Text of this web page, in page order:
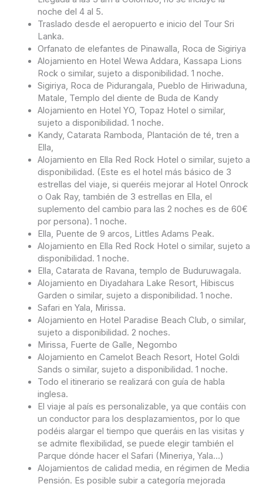
noche del 4 al 5.
Traslado desde el aeropuerto e inicio del Tour Sri
Lanka.
Orfanato de elefantes de Pinawalla, Roca de Sigiriya
Alojamiento en Hotel Wewa Addara, Kassapa Lions
Rock o similar, sujeto a disponibilidad. 1 noche.
Sigiriya, Roca de Pidurangala, Pueblo de Hiriwaduna,
Matale, Templo del diente de Buda de Kandy
Alojamiento en Hotel YO, Topaz Hotel o similar,
sujeto a disponibilidad. 1 noche.
Kandy, Catarata Ramboda, Plantación de té, tren a
Ella,
Alojamiento en Ella Red Rock Hotel o similar, sujeto a
disponibilidad. (Este es el hotel más básico de 3
estrellas del viaje, si queréis mejorar al Hotel Onrock
o Oak Ray, también de 3 estrellas en Ella, el
suplemento del cambio para las 2 noches es de 60€
por persona). 1 noche.
Ella, Puente de 9 arcos, Littles Adams Peak.
Alojamiento en Ella Red Rock Hotel o similar, sujeto a
disponibilidad. 1 noche.
Ella, Catarata de Ravana, templo de Buduruwagala.
Alojamiento en Diyadahara Lake Resort, Hibiscus
Garden o similar, sujeto a disponibilidad. 1 noche.
Safari en Yala, Mirissa.
Alojamiento en Hotel Paradise Beach Club, o similar,
sujeto a disponibilidad. 2 noches.
Mirissa, Fuerte de Galle, Negombo
Alojamiento en Camelot Beach Resort, Hotel Goldi
Sands o similar, sujeto a disponibilidad. 1 noche.
Todo el itinerario se realizará con guía de habla
inglesa.
El viaje al país es personalizable, ya que contáis con
un conductor para los desplazamientos, por lo que
podéis alargar el tiempo que queráis en las visitas y
se admite flexibilidad, se puede elegir también el
Parque dónde hacer el Safari (Mineriya, Yala…)
Alojamientos de calidad media, en régimen de Media
Pensión. Es posible subir a categoría mejorada